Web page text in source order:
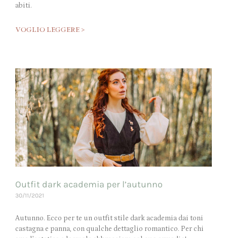
abiti.
VOGLIO LEGGERE >
Outfit dark academia per l’autunno
30/11/2021
Autunno. Ecco per te un outfit stile dark academia dai toni
castagna e panna, con qualche dettaglio romantico. Per chi